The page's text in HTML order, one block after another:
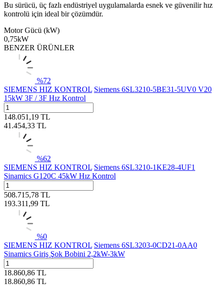
Bu sürücü, üç fazlı endüstriyel uygulamalarda esnek ve güvenilir hız
kontrolü için ideal bir çözümdür.
Motor Gücü (kW)
0,75kW
BENZER ÜRÜNLER
%72
SIEMENS HIZ KONTROL Siemens 6SL3210-5BE31-5UV0 V20
15kW 3F / 3F Hız Kontrol
148.051,19 TL
41.454,33 TL
%62
SIEMENS HIZ KONTROL Siemens 6SL3210-1KE28-4UF1
Sinamics G120C 45kW Hız Kontrol
508.715,78 TL
193.311,99 TL
%0
SIEMENS HIZ KONTROL Siemens 6SL3203-0CD21-0AA0
Sinamics Giriş Şok Bobini 2,2kW-3kW
18.860,86 TL
18.860,86 TL